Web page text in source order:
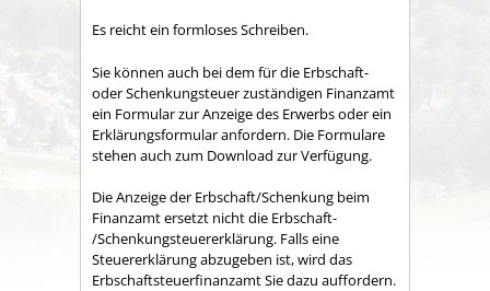
Es reicht ein formloses Schreiben.
Sie können auch bei dem für die Erbschaft-
oder Schenkungsteuer zuständigen Finanzamt
ein Formular zur Anzeige des Erwerbs oder ein
Erklärungsformular anfordern. Die Formulare
stehen auch zum Download zur Verfügung.
Die Anzeige der Erbschaft/Schenkung beim
Finanzamt ersetzt nicht die Erbschaft-
/Schenkungsteuererklärung. Falls eine
Steuererklärung abzugeben ist, wird das
Erbschaftsteuerfinanzamt Sie dazu auffordern.